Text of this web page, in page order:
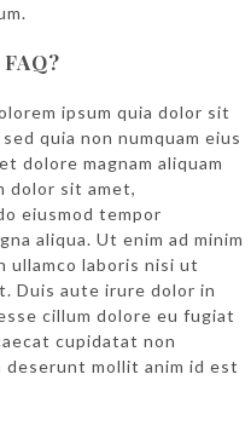
ipsum quia dolor sit
quia non numquam eius
dolore magnam aliquam
dolor sit amet,
eiusmod tempor
aliqua. Ut enim ad minim
ullamco laboris nisi ut
Duis aute irure dolor in
cillum dolore eu fugiat
cupidatat non
mollit anim id est